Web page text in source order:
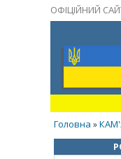
ОФІЦІЙНИЙ
Головна »